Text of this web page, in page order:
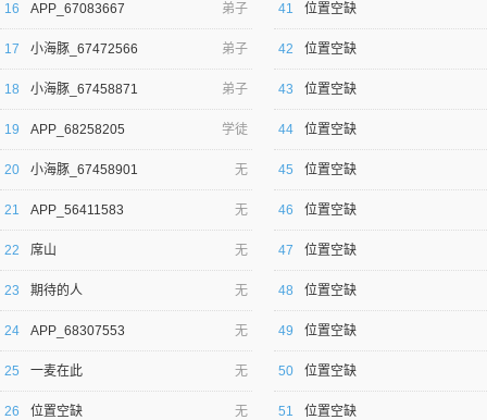
16 APP_67083667 弟子
17 小海豚_67472566 弟子
18 小海豚_67458871 弟子
19 APP_68258205 学徒
20 小海豚_67458901 无
21 APP_56411583 无
22 席山 无
23 期待的人 无
24 APP_68307553 无
25 一麦在此 无
26 位置空缺 无
41 位置空缺
42 位置空缺
43 位置空缺
44 位置空缺
45 位置空缺
46 位置空缺
47 位置空缺
48 位置空缺
49 位置空缺
50 位置空缺
51 位置空缺